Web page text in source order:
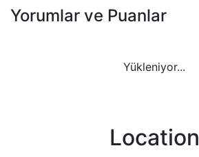
Yorumlar ve Puanlar
Yükleniyor...
Location